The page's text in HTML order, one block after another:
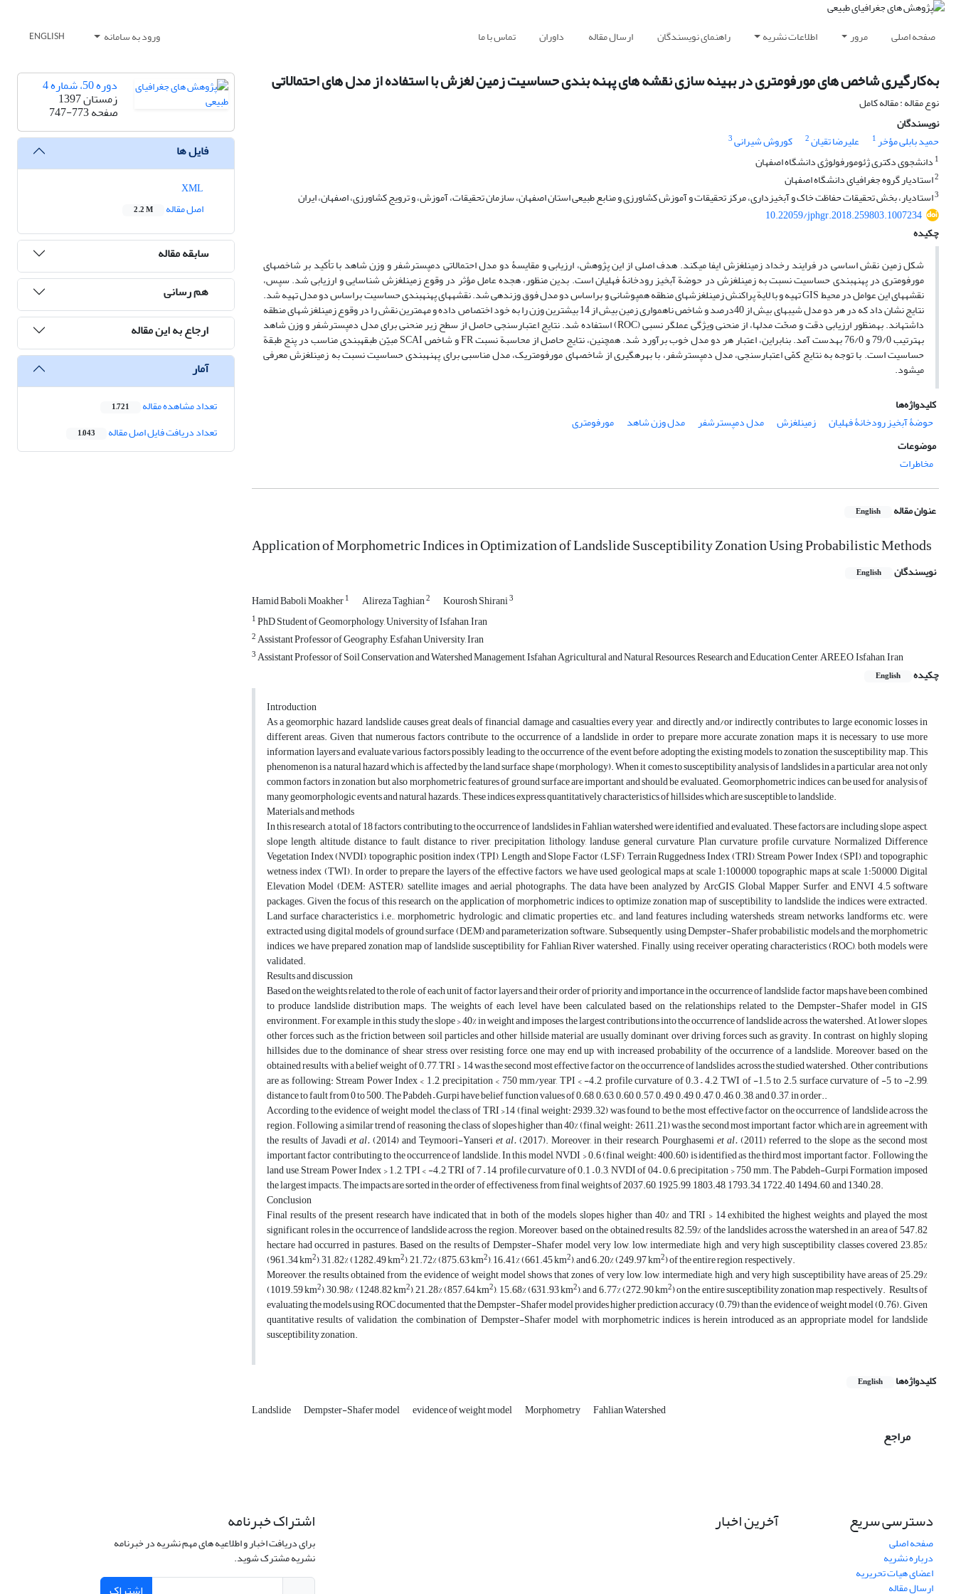
صفحه اصلی مرور اطلاعات نشریه راهنمای نویسندگان ارسال مقاله داوران تماس با ما ورود به سامانه ENGLISH
به‌کارگیری شاخص‏ های مورفومتری در بهینه‏ سازی نقشه‏ های پهنه ‏بندی حساسیت‏ زمین‏ لغزش با استفاده از مدل‏ های احتمالاتی
نوع مقاله : مقاله کامل
نویسندگان
حمید بابلی مؤخر1 علیرضا تقیان2 کوروش شیرانی3
1 دانشجوی دکتری ژئومورفولوژی دانشگاه اصفهان
2استادیار گروه جغرافیای دانشگاه اصفهان
3استادیار، بخش تحقیقات حفاظت خاک و آبخیزداری، مرکز تحقیقات و آموزش کشاورزی و منابع طبیعی استان اصفهان، سازمان تحقیقات، آموزش، و ترویج کشاورزی، اصفهان، ایران
10.22059/jphgr.2018.259803.1007234
چکیده
شکل زمین نقش اساسی در فرایند رخداد زمین‏لغزش ایفا می‏کند. هدف اصلی از این پژوهش، ارزیابی و مقایسۀ دو مدل احتمالاتی دمپسترشفر و وزن شاهد با تأکید بر شاخص‏های‏
مورفومتری در پهنه‏بندی حساسیت نسبت‏ به زمین‏لغزش در حوضة آبخیز رودخانۀ فهلیان است. بدین منظور، هجده عامل مؤثر در وقوع زمین‏لغزش شناسایی و ارزیابی شد. سپس،
نقشه‏های این عوامل در محیط GIS تهیه و با لایة پراکنش زمین‏لغزش‏های منطقه همپو‏شانی و بر‏اساس دو مدل فوق وزن‏دهی شد‏. نقشه‏های پهنه‏بندی حساسیت براساس دو مدل تهیه شد.
نتایج نشان داد که در هر دو مدل شیب‏های بیش ‏از 40درصد و شاخص ناهمواری زمین بیش‏ از 14 بیشترین وزن را به خود اختصاص داده‏ و مهم‏ترین نقش را در وقوع زمین‏لغزش‏های منطقه
داشته‏اند. به‏منظور ارزیابی دقت و صحّت مدل‏ها، از منحنی ویژگی عملگر نسبی (ROC) استفاده شد. نتایج اعتبار‏سنجی حاصل ‏از سطح زیر منحنی برای مدل دمپسترشفر و وزن شاهد
به‏ترتیب 79/0 و 76/0 به‏دست آمد. بنابراین، اعتبار هر دو مدل خوب برآورد شد. همچنین، نتایج حاصل از محاسبة نسبت FR و شاخص SCAI مبیّن طبقه‏بندی مناسب در پنج طبقة
حساسیت است. با‏ توجه به نتایج کمّی اعتبار‏سنجی، مدل دمپسترشفر، با بهره‏گیری از شاخص‏های مورفومتریک، مدل مناسبی برای پهنه‏بندی حساسیت نسبت به زمین‏لغزش معرفی
می‏شود.
کلیدواژه‌ها
حوضۀ آبخیز رودخانۀ فهلیان
زمین‏لغزش مدل دمپسترشفر مدل وزن شاهد
مورفومتری
موضوعات
مخاطرات
عنوان مقاله English
Application of Morphometric Indices in Optimization of Landslide Susceptibility Zonation Using Probabilistic Methods
نویسندگان English
Hamid Baboli ‌Moakher1 Alireza Taghian2 Kourosh Shirani3
1PhD Student of Geomorphology, University of Isfahan, Iran
2Assistant Professor of Geography, Esfahan University, Iran
3Assistant Professor of Soil Conservation and Watershed Management, Isfahan Agricultural and Natural Resources, Research and Education Center, AREEO, Isfahan, Iran
چکیده
English
Introduction
As a geomorphic hazard, landslide causes great deals of financial damage and casualties every year, and directly and/or indirectly contributes to large economic losses in
different areas. Given that numerous factors contribute to the occurrence of a landslide, in order to prepare more accurate zonation maps, it is necessary to use more
information layers and evaluate various factors possibly leading to the occurrence of the event before adopting the existing models to zonation the susceptibility map. This
phenomenon is a natural hazard which is affected by the land surface shape (morphology). When it comes to susceptibility analysis of landslides in a particular area, not only
common factors in zonation, but also morphometric features of ground surface are important and should be evaluated. Geomorphometric indices can be used for analysis of
many geomorphologic events and natural hazards. These indices express quantitatively characteristics of hillsides which are susceptible to landslide.
Materials and methods
In this research, a total of 18 factors contributing to the occurrence of landslides in Fahlian watershed were identified and evaluated. These factors are including slope, aspect,
slope length, altitude, distance to fault, distance to river, precipitation, lithology, landuse, general curvature, Plan curvature, profile curvature, Normalized Difference
Vegetation Index (NVDI), topographic position index (TPI), Length and Slope Factor (LSF), Terrain Ruggedness Index (TRI), Stream Power Index (SPI), and topographic
wetness index (TWI). In order to prepare the layers of the effective factors, we have used geological maps at scale 1:100,000, topographic maps at scale 1:50,000, Digital
Elevation Model (DEM: ASTER), satellite images, and aerial photographs. The data have been analyzed by ArcGIS, Global Mapper, Surfer, and ENVI 4.5 software
packages. Given the focus of this research on the application of morphometric indices to optimize zonation map of susceptibility to landslide, the indices were extracted.
Land surface characteristics, i.e., morphometric, hydrologic, and climatic properties, etc., and land features including watersheds, stream networks, landforms, etc. were
extracted using digital models of ground surface (DEM) and parameterization software. Subsequently, using Dempster-Shafer probabilistic models and the morphometric
indices, we have prepared zonation map of landslide susceptibility for Fahlian River watershed. Finally, using receiver operating characteristics (ROC), both models were
validated.
Results and discussion
Based on the weights related to the role of each unit of factor layers and their order of priority and importance in the occurrence of landslide, factor maps have been combined
to produce landslide distribution maps. The weights of each level have been calculated based on the relationships related to the Dempster-Shafer model in GIS
environment. For example, in this study the slope > 40% in weight and imposes the largest contributions into the occurrence of landslide across the watershed. At lower slopes,
other forces such as the friction between soil particles and other hillside material are usually dominant over driving forces such as gravity. In contrast, on highly sloping
hillsides, due to the dominance of shear stress over resisting force, one may end up with increased probability of the occurrence of a landslide. Moreover, based on the
obtained results, with a belief weight of 0.77, TRI > 14 was the second most effective factor on the occurrence of landslides across the studied watershed. Other contributions
are as following: Stream Power Index < 1.2, precipitation < 750 mm/year, TPI < -4.2, profile curvature of 0.3 – 4.2, TWI of -1.5 to 2.5, surface curvature of -5 to -2.99,
distance to fault from 0 to 500. The Pabdeh – Gurpi have belief function values of 0.68, 0.63, 0.60, 0.57, 0.49, 0.49, 0.47, 0.46, 0.38, and 0.37, in order..
According to the evidence of weight model, the class of TRI >14 (final weight: 2939.32) was found to be the most effective factor on the occurrence of landslide across the
region. Following a similar trend of reasoning, the class of slopes higher than 40% (final weight: 2611.21) was the second most important factor, which are in agreement with
the results of Javadiet al.(2014) and Teymoori-Yanseriet al.(2017). Moreover, in their research, Pourghasemiet al.(2011) referred to the slope as the second most
important factor contributing to the occurrence of landslide. In this model, NVDI > 0.6 (final weight: 400.60) is identified as the third most important factor. Following the
land use, Stream Power Index > 1.2, TPI < -4.2, TRI of 7 – 14, profile curvature of 0.1 – 0.3, NVDI of 04 – 0.6, precipitation > 750 mm. The Pabdeh-Gurpi Formation imposed
the largest impacts. The impacts are sorted in the order of effectiveness, from final weights of 2037.60, 1925.99, 1803.48, 1793.34, 1722.40, 1494.60, and 1340.28.
Conclusion
Final results of the present research have indicated that, in both of the models, slopes higher than 40% and TRI > 14 exhibited the highest weights and played the most
significant roles in the occurrence of landslide across the region. Moreover, based on the obtained results, 82.59% of the landslides across the watershed in an area of 547.82
hectare had occurred in pastures. Based on the results of Dempster-Shafer model, very low, low, intermediate, high, and very high susceptibility classes covered 23.85%
(961.34 km2), 31.82% (1282.49 km2), 21.72% (875.63 km2), 16.41% (661.45 km2), and 6.20% (249.97 km2) of the entire region, respectively.
Moreover, the results obtained from the evidence of weight model shows that zones of very low, low, intermediate, high, and very high susceptibility have areas of 25.29%
(1019.59 km2), 30.98% (1248.82 km2), 21.28% (857.64 km2), 15.68% (631.93 km2), and 6.77% (272.90 km2) on the entire susceptibility zonation map, respectively. Results of
evaluating the models using ROC documented that the Dempster-Shafer model provides higher prediction accuracy (0.79) than the evidence of weight model (0.76). Given
quantitative results of validation, the combination of Dempster-Shafer model with morphometric indices is herein introduced as an appropriate model for landslide
susceptibility zonation.
کلیدواژه‌ها English
Landslide Dempster-Shafer model evidence of weight model Morphometry Fahlian Watershed
مراجع
دوره 50، شماره 4
زمستان 1397
صفحه747-773
فایل ها
اصل مقاله
2.2 M
سابقه مقاله
هم رسانی
ارجاع به این مقاله
آمار
تعداد مشاهده مقاله 1,721
تعداد دریافت فایل اصل مقاله 1,043
دسترسی سریع
صفحه اصلی
درباره نشریه
اعضای هیات تحریریه
ارسال مقاله
آخرین اخبار اشتراک خبرنامه
برای دریافت اخبار و اطلاعیه های مهم نشریه در خبرنامه
نشریه مشترک شوید.